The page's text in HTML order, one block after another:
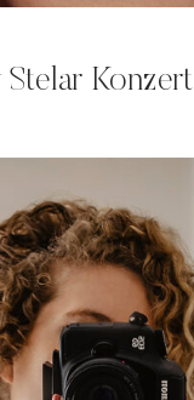
Stelar Konzert